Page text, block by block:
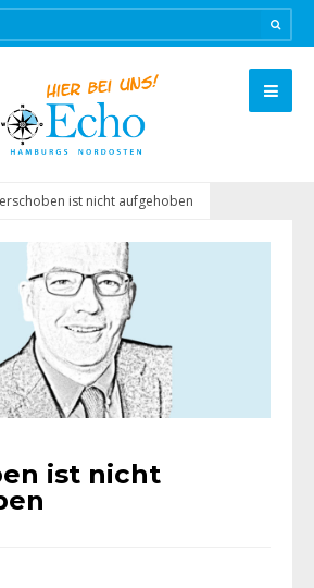
ist nicht aufgehoben
ist nicht